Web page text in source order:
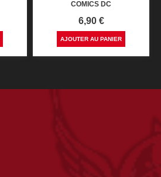
COMICS DC
Prix
6,90 €
AJOUTER AU PANIER